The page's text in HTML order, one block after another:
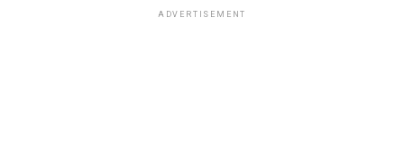
ADVERTISEMENT